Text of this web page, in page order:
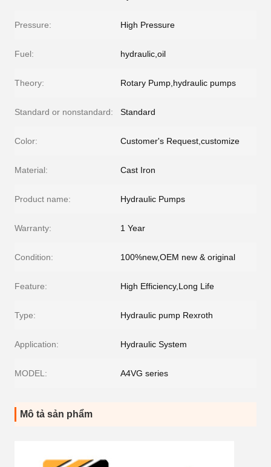
Pressure: High Pressure
Fuel: hydraulic,oil
Theory: Rotary Pump,hydraulic pumps
Standard or nonstandard: Standard
Color: Customer's Request,customize
Material: Cast Iron
Product name: Hydraulic Pumps
Warranty: 1 Year
Condition: 100%new,OEM new & original
Feature: High Efficiency,Long Life
Type: Hydraulic pump Rexroth
Application: Hydraulic System
MODEL: A4VG series
Mô tả sản phẩm